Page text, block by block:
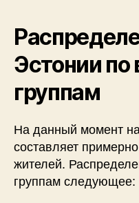
Эстонии
группам
На данный момент
составляет
жителей.
группам следующее: